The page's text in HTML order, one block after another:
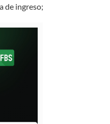
de ingreso;